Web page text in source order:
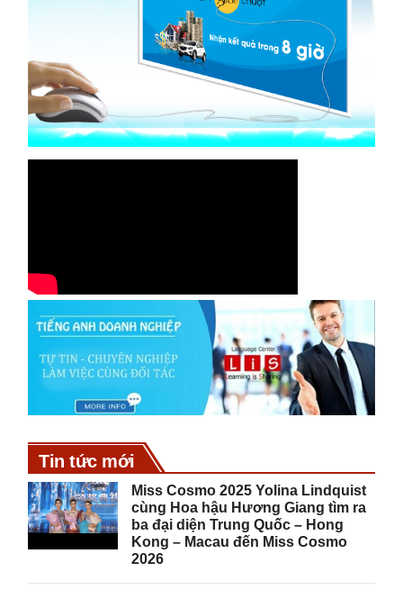
Tin tức mới
Miss Cosmo 2025 Yolina Lindquist
cùng Hoa hậu Hương Giang tìm ra
ba đại diện Trung Quốc – Hong
Kong – Macau đến Miss Cosmo
2026